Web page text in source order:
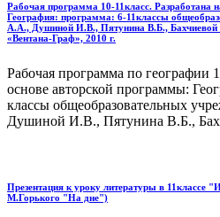
Рабочая программа 10-11класс. Разработана
География: программа: 6-11классы
А.А., Душиной И.В., Пятунина В.Б., Бахчиевой
«Вентана-Граф», 2010 г.
Рабочая программа по географии
основе авторской программы:
классы общеобразовательных
Душиной И.В., Пятунина В.Б.,
Презентация к уроку литературы в 11классе
М.Горького "На дне")